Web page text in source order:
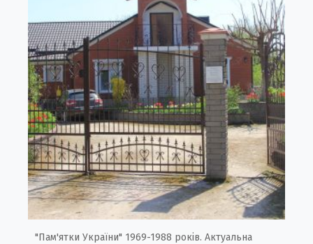
"Пам'ятки України" 1969-1988 років. Актуальна